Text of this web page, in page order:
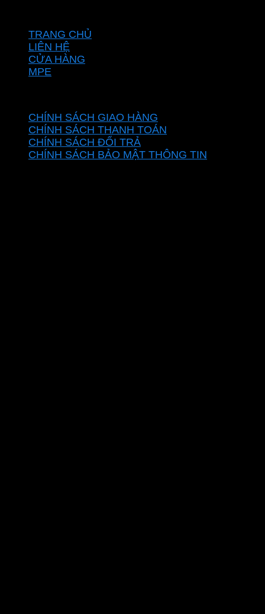
TRANG CHỦ
LIÊN HỆ
CỬA HÀNG
MPE
CHÍNH SÁCH GIAO HÀNG
CHÍNH SÁCH THANH TOÁN
CHÍNH SÁCH ĐỔI TRẢ
CHÍNH SÁCH BẢO MẬT THÔNG TIN